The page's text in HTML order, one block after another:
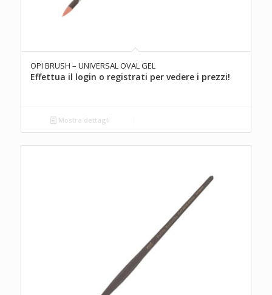
OPI BRUSH – UNIVERSAL OVAL GEL
Effettua il login o registrati per vedere i prezzi!
Mostra dettagli